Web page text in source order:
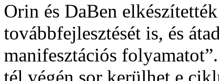
Orin és DaBen
továbbfejlesztését is, és
manifesztációs